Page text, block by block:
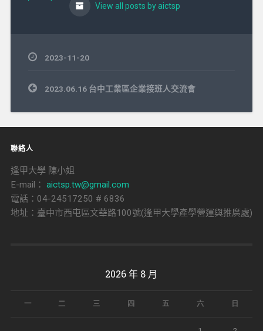
View all posts by aictsp
2023-11-20
文
章
覽
2023.06.16 台中工業區企業接班人交流會
聯絡人
逢甲大學 陳小姐
E-mail： aictsp.tw@gmail.com
電話：04-24517250 # 6836
地址：臺中市西屯區文華路100號(逢甲大學產學營運與推廣處)
2026 年 8 月
一 二 三 四 五 六 日